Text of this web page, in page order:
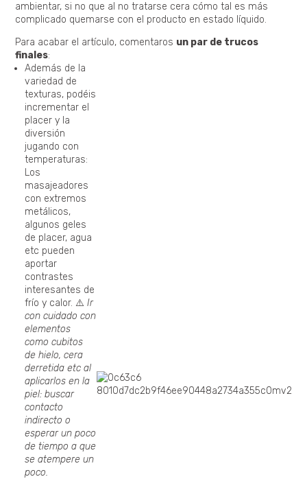
ambientar, si no que al no tratarse cera cómo tal es más
complicado quemarse con el producto en estado líquido.
Para acabar el artículo, comentaros un par de trucos
finales:
Además de la
variedad de
texturas, podéis
incrementar el
placer y la
diversión
jugando con
temperaturas:
Los
masajeadores
con extremos
metálicos,
algunos geles
de placer, agua
etc pueden
aportar
contrastes
interesantes de
frío y calor. ⚠️ Ir
con cuidado con
elementos
como cubitos
de hielo, cera
derretida etc al
aplicarlos en la
piel: buscar
contacto
indirecto o
esperar un poco
de tiempo a que
se atempere un
poco.